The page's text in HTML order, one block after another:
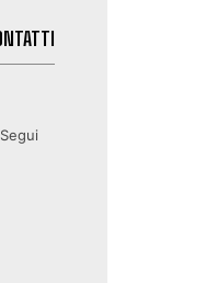
Segui